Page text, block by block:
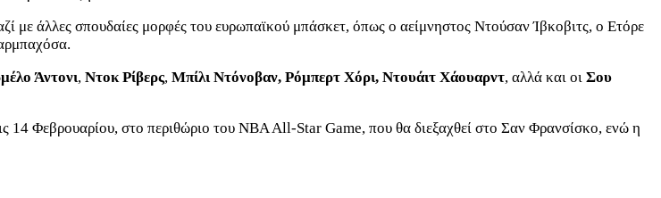
με άλλες σπουδαίες μορφές του ευρωπαϊκού μπάσκετ, όπως ο αείμνηστος Ντούσαν Ίβκοβιτς, ο Ετόρε
Άντονι, Ντοκ Ρίβερς, Μπίλι Ντόνοβαν, Ρόμπερτ Χόρι, Ντουάιτ Χάουαρντ, αλλά και οι Σου
14 Φεβρουαρίου, στο περιθώριο του NBA All-Star Game, που θα διεξαχθεί στο Σαν Φρανσίσκο, ενώ η